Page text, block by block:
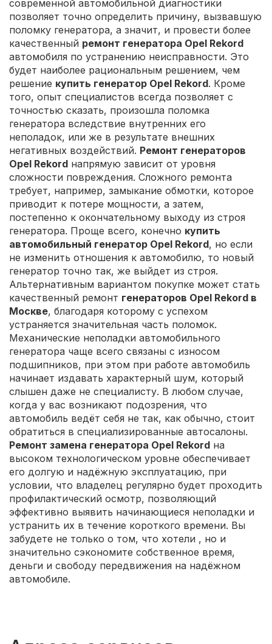
современной автомобильной диагностики
позволяет точно определить причину, вызвавшую
поломку генератора, а значит, и провести более
качественный ремонт генератора Opel Rekord
автомобиля по устранению неисправности. Это
будет наиболее рациональным решением, чем
решение купить генератор Opel Rekord. Кроме
того, опыт специалистов всегда позволяет с
точностью сказать, произошла поломка
генератора вследствие внутренних его
неполадок, или же в результате внешних
негативных воздействий. Ремонт генераторов
Opel Rekord напрямую зависит от уровня
сложности повреждения. Сложного ремонта
требует, например, замыкание обмотки, которое
приводит к потере мощности, а затем,
постепенно к окончательному выходу из строя
генератора. Проще всего, конечно купить
автомобильный генератор Opel Rekord, но если
не изменить отношения к автомобилю, то новый
генератор точно так, же выйдет из строя.
Альтернативным вариантом покупке может стать
качественный ремонт генераторов Opel Rekord в
Москве, благодаря которому с успехом
устраняется значительная часть поломок.
Механические неполадки автомобильного
генератора чаще всего связаны с износом
подшипников, при этом при работе автомобиль
начинает издавать характерный шум, который
слышен даже не специалисту. В любом случае,
когда у вас возникают подозрения, что
автомобиль ведёт себя не так, как обычно, стоит
обратиться в специализированные автосалоны.
Ремонт замена генератора Opel Rekord на
высоком технологическом уровне обеспечивает
его долгую и надёжную эксплуатацию, при
условии, что владелец регулярно будет проходить
профилактический осмотр, позволяющий
эффективно выявить начинающиеся неполадки и
устранить их в течение короткого времени. Вы
забудете не только о том, что хотели , но и
значительно сэкономите собственное время,
деньги и свободу передвижения на надёжном
автомобиле.